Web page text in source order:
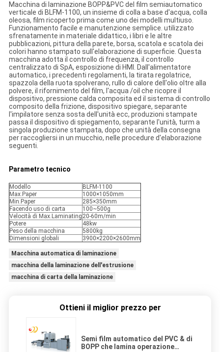
Macchina di laminazione BOPP&PVC del film semiautomatico
verticale di BLFM-1100, un insieme di colla a base d'acqua, colla
oleosa, film ricoperto prima come uno dei modelli multiuso.
Funzionamento facile e manutenzione semplice. utilizzato
sfrenatamente in materiale didattico, i libri e le altre
pubblicazioni, pittura della parete, borsa, scatola e scatola dei
colori hanno stampato sull'elaborazione di superficie. Questa
macchina adotta il controllo di frequenza, il controllo
centralizzato di SpA, esposizione di HMI. Dall'alimentatore
automatico, i precedenti regolamenti, la tirata regolatrice,
spazzola della ruota spolverano, rullo di calore dell'olio oltre alla
polvere, il rifornimento del film, l'acqua /oil che ricopre il
dispositivo, pressione calda composita ed il sistema di controllo
composito della frizione, dispositivo spiegare, separante
l'impilatore senza sosta dell'unità ecc, produzioni stampate
passa il dispositivo di spiegamento, separante l'unità, turm a
singola produzione stampata, dopo che unità della consegna
per raccogliersi in un mucchio, nelle procedure d'elaborazione
seguenti.
Parametro tecnico
Modello
BLFM-1100
Max.Paper
1000×1050mm
Min.Paper
285×350mm
Facendo uso di carta
100~500g
Velocità di Max.Laminating 20-60m/min
Potere
48kw
Peso della macchina
5800kg
Dimensioni globali
3900×2200×2600mm
Macchina automatica di laminazione
macchina della laminazione dell'estrusione
macchina di carta della laminazione
Ottieni il miglior prezzo per
Semi film automatico del PVC & di
BOPP che lamina operazione